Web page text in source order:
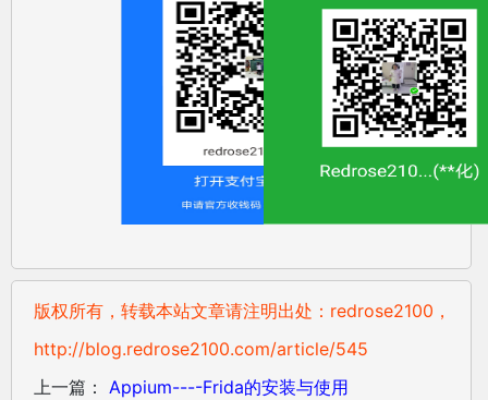
版权所有，转载本站文章请注明出处：redrose2100，
http://blog.redrose2100.com/article/545
上一篇： Appium----Frida的安装与使用